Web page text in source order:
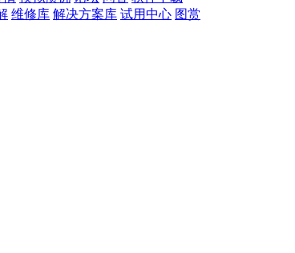
维修库 解决方案库 试用中心 图赏